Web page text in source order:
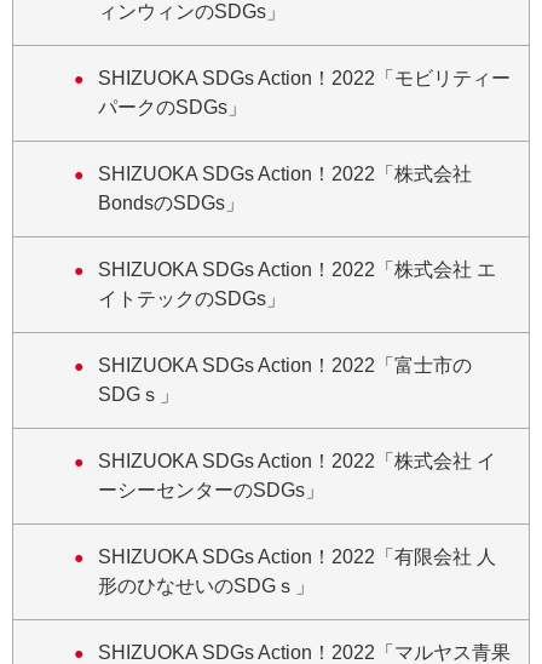
ィンウィンのSDGs」
SHIZUOKA SDGs Action！2022「モビリティー
パークのSDGs」
SHIZUOKA SDGs Action！2022「株式会社
BondsのSDGs」
SHIZUOKA SDGs Action！2022「株式会社 エ
イトテックのSDGs」
SHIZUOKA SDGs Action！2022「富士市の
SDGｓ」
SHIZUOKA SDGs Action！2022「株式会社 イ
ーシーセンターのSDGs」
SHIZUOKA SDGs Action！2022「有限会社 人
形のひなせいのSDGｓ」
SHIZUOKA SDGs Action！2022「マルヤス青果